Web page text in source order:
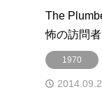
The
怖の訪問者
1970